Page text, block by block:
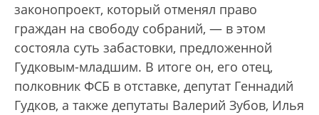
законопроект, который отменял право
граждан на свободу собраний, — в этом
состояла суть забастовки, предложенной
Гудковым-младшим. В итоге он, его отец,
полковник ФСБ в отставке, депутат Геннадий
Гудков, а также депутаты Валерий Зубов, Илья